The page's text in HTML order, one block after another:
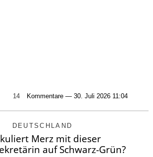
14 Kommentare — 30. Juli 2026 11:04
DEUTSCHLAND
Merz mit dieser
auf Schwarz-Grün?